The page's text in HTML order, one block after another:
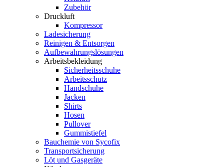
Zubehör
Druckluft
Kompressor
Ladesicherung
Reinigen & Entsorgen
Aufbewahrungslösungen
Arbeitsbekleidung
Sicherheitsschuhe
Arbeitsschutz
Handschuhe
Jacken
Shirts
Hosen
Pullover
Gummistiefel
Bauchemie von Sycofix
Transportsicherung
Löt und Gasgeräte